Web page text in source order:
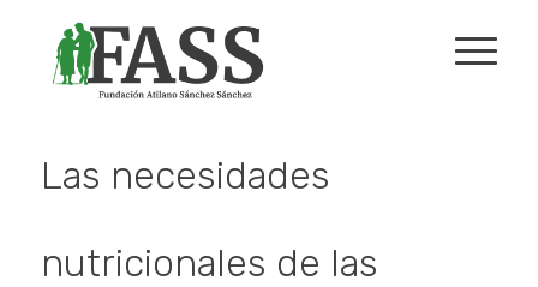
Las necesidades
nutricionales de las